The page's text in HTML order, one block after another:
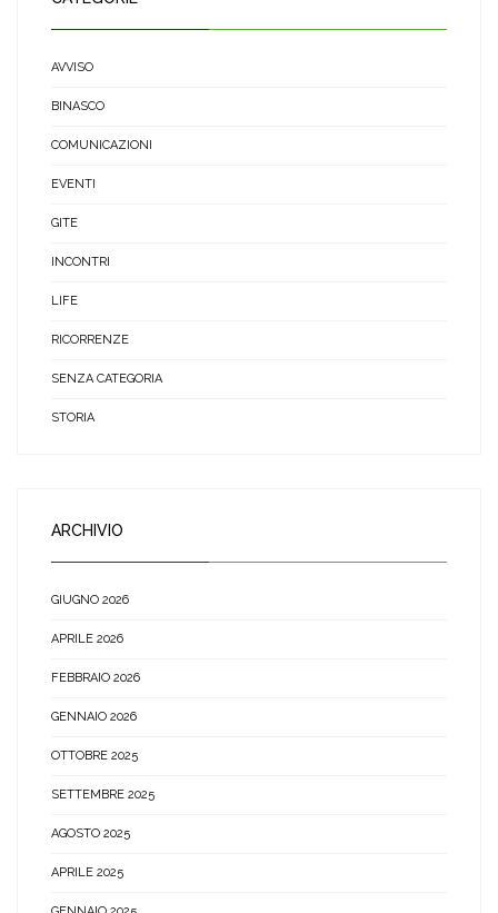
AVVISO
BINASCO
COMUNICAZIONI
EVENTI
GITE
INCONTRI
LIFE
RICORRENZE
SENZA CATEGORIA
STORIA
ARCHIVIO
GIUGNO 2026
APRILE 2026
FEBBRAIO 2026
GENNAIO 2026
OTTOBRE 2025
SETTEMBRE 2025
AGOSTO 2025
APRILE 2025